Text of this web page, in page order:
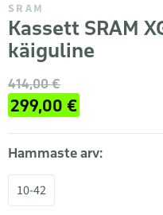
SRAM
Kassett SRAM
käiguline
414,00 €
299,00 €
Hammaste arv:
10-42